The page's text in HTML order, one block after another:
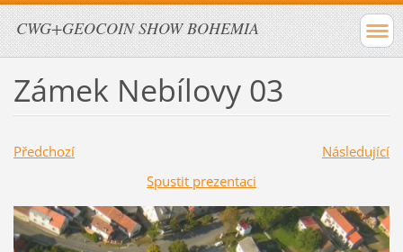
CWG+GEOCOIN SHOW BOHEMIA
Zámek Nebílovy 03
Předchozí
Následující
Spustit prezentaci